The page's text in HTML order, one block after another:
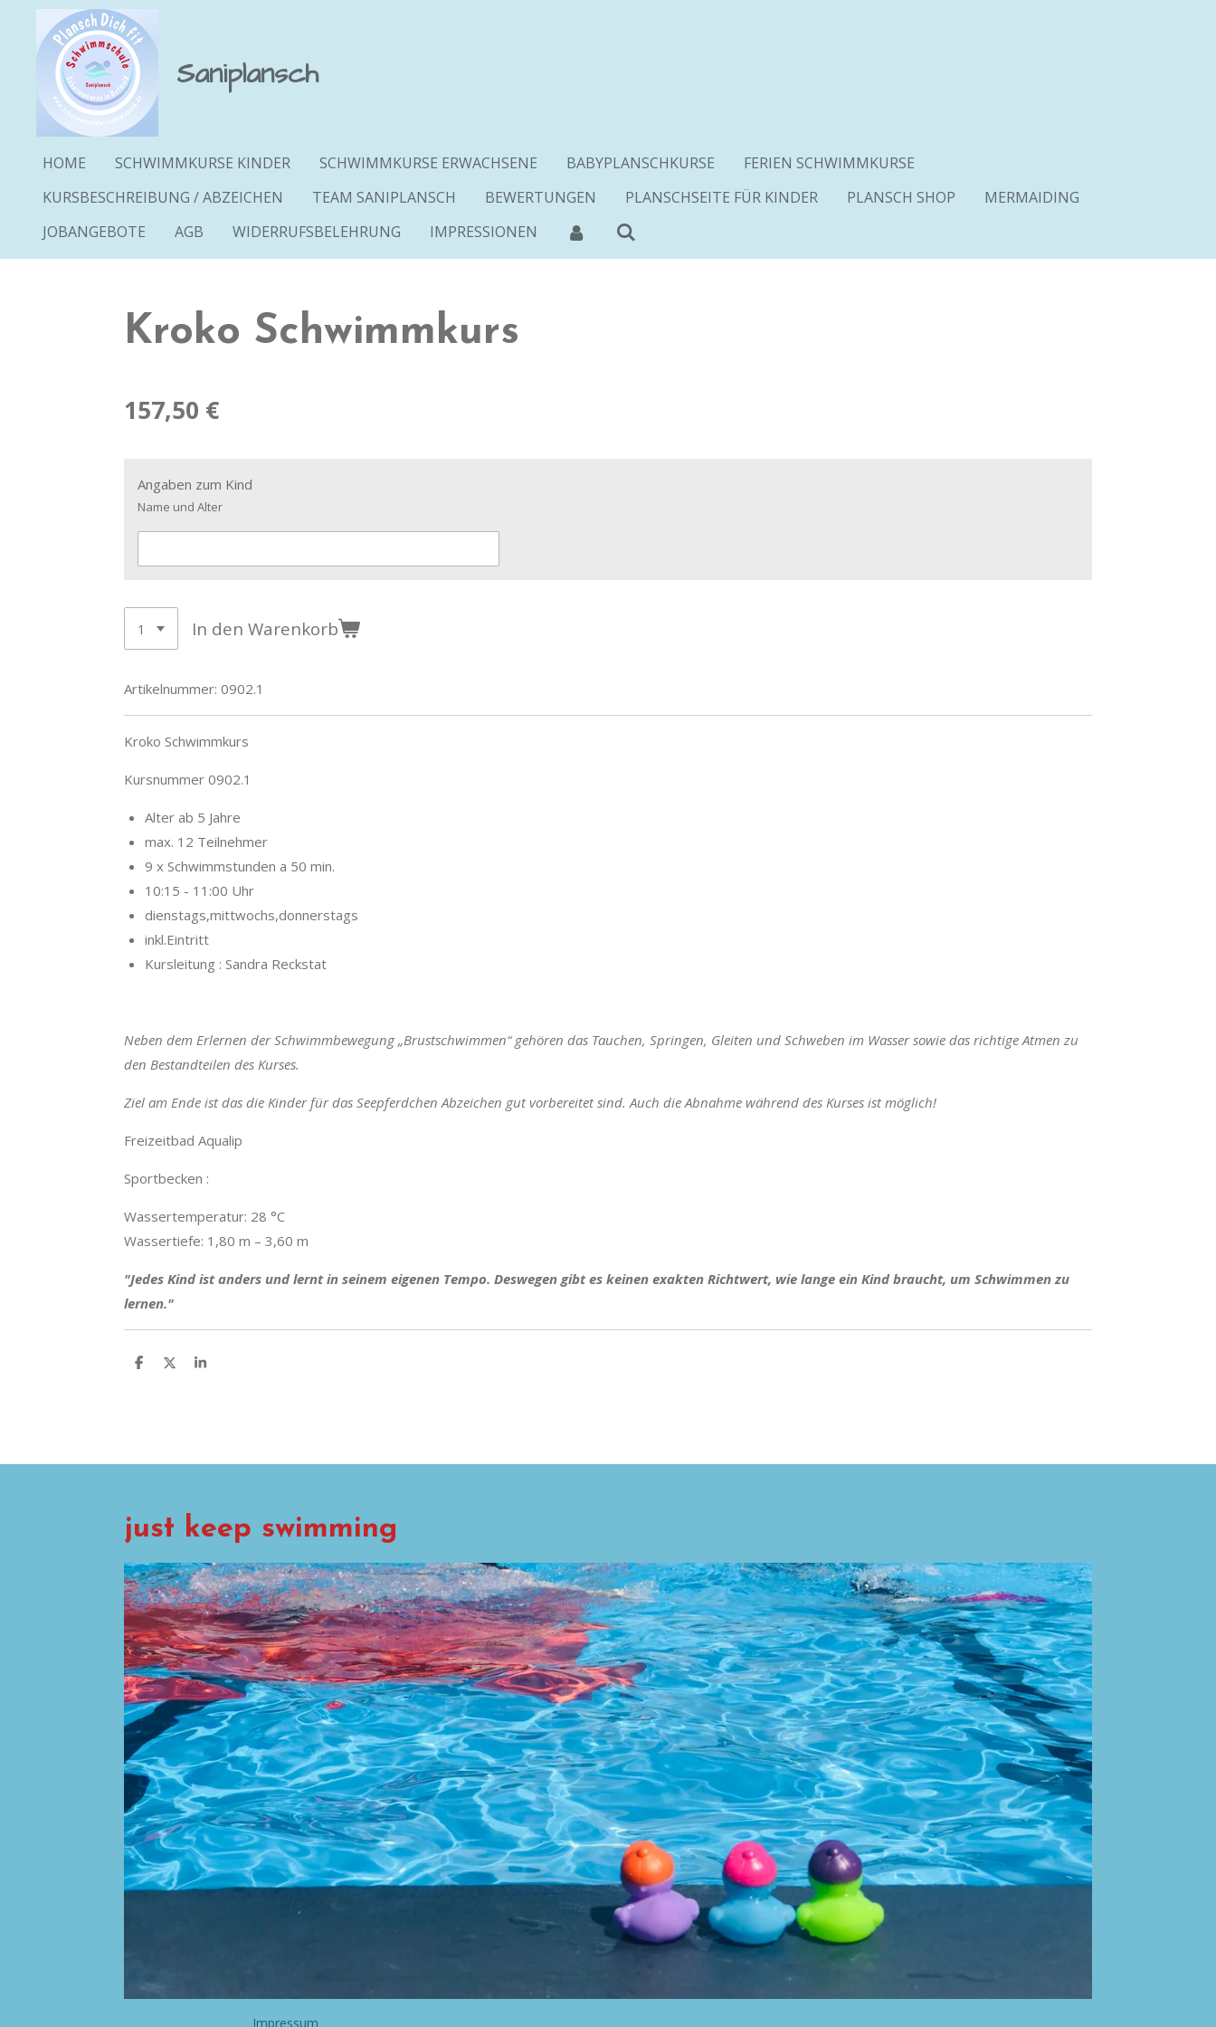
Hauptinhalt
springen
Saniplansch
HOME SCHWIMMKURSE KINDER SCHWIMMKURSE ERWACHSENE BABYPLANSCHKURSE
FERIEN SCHWIMMKURSE
KURSBESCHREIBUNG / ABZEICHEN
TEAM SANIPLANSCH BEWERTUNGEN PLANSCHSEITE FÜR KINDER PLANSCH SHOP
MERMAIDING
JOBANGEBOTE
AGB WIDERRUFSBELEHRUNG IMPRESSIONEN
Kroko Schwimmkurs
157,50 €
Angaben zum Kind
Name und Alter
In den Warenkorb
Artikelnummer: 0902.1
Kroko Schwimmkurs
Kursnummer 0902.1
Alter ab 5 Jahre
max. 12 Teilnehmer
9 x Schwimmstunden a 50 min.
10:15 - 11:00 Uhr
dienstags,mittwochs,donnerstags
inkl.Eintritt
Kursleitung : Sandra Reckstat
Neben dem Erlernen der Schwimmbewegung „Brustschwimmen“ gehören das Tauchen, Springen, Gleiten und Schweben im Wasser sowie das richtige Atmen zu
den Bestandteilen des Kurses.
Ziel am Ende ist das die Kinder für das Seepferdchen Abzeichen gut vorbereitet sind. Auch die Abnahme während des Kurses ist möglich!
Freizeitbad Aqualip
Sportbecken :
Wassertemperatur: 28 °C
Wassertiefe: 1,80 m – 3,60 m
"Jedes Kind ist anders und lernt in seinem eigenen Tempo. Deswegen gibt es keinen exakten Richtwert, wie lange ein Kind braucht, um Schwimmen zu
lernen."
T
T
T
just keep swimming
Impressum